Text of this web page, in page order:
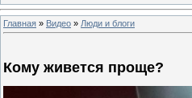
Главная » Видео » Люди и блоги
Кому живется проще?